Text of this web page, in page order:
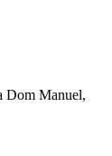
Dom Manuel,